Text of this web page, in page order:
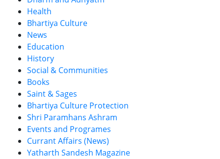
Health
Bhartiya Culture
News
Education
History
Social & Communities
Books
Saint & Sages
Bhartiya Culture Protection
Shri Paramhans Ashram
Events and Programes
Currant Affairs (News)
Yatharth Sandesh Magazine